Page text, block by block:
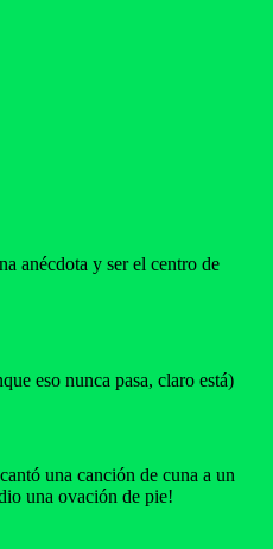
anécdota y ser el centro de
eso nunca pasa, claro está)
una canción de cuna a un
una ovación de pie!